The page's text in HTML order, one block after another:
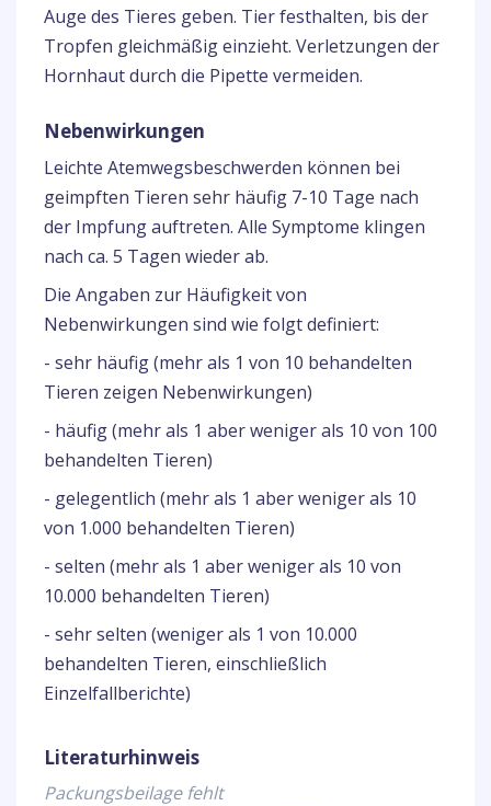
Auge des Tieres geben. Tier festhalten, bis der
Tropfen gleichmäßig einzieht. Verletzungen der
Hornhaut durch die Pipette vermeiden.
Nebenwirkungen
Leichte Atemwegsbeschwerden können bei
geimpften Tieren sehr häufig 7-10 Tage nach
der Impfung auftreten. Alle Symptome klingen
nach ca. 5 Tagen wieder ab.
Die Angaben zur Häufigkeit von
Nebenwirkungen sind wie folgt definiert:
- sehr häufig (mehr als 1 von 10 behandelten
Tieren zeigen Nebenwirkungen)
- häufig (mehr als 1 aber weniger als 10 von 100
behandelten Tieren)
- gelegentlich (mehr als 1 aber weniger als 10
von 1.000 behandelten Tieren)
- selten (mehr als 1 aber weniger als 10 von
10.000 behandelten Tieren)
- sehr selten (weniger als 1 von 10.000
behandelten Tieren, einschließlich
Einzelfallberichte)
Literaturhinweis
Packungsbeilage fehlt